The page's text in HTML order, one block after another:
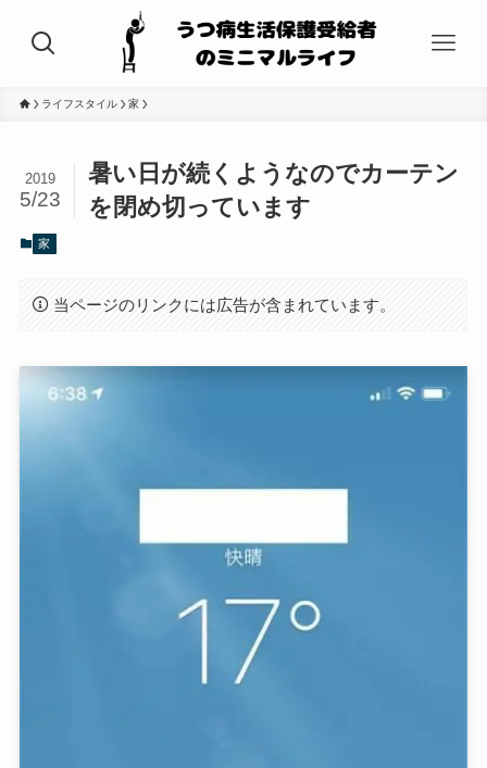
ライフスタイル 家
暑い日が続くようなのでカーテン
を閉め切っています
2019
5/23
家
当ページのリンクには広告が含まれています。